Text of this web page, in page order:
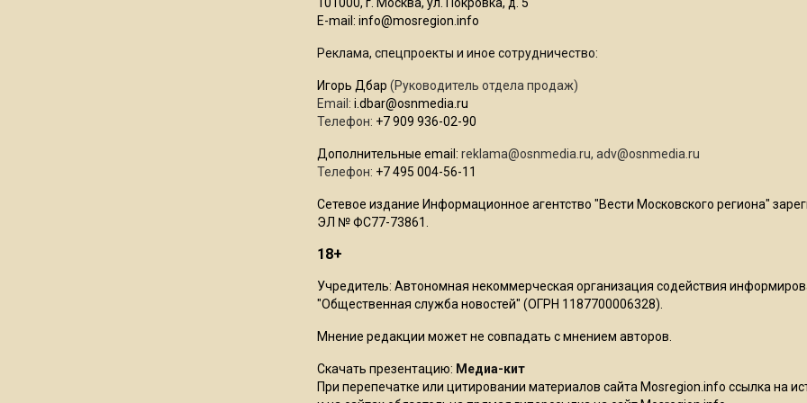
E-mail: info@mosregion.info
Реклама, спецпроекты и иное сотрудничество:
Игорь Дбар (Руководитель отдела продаж)
Email: i.dbar@osnmedia.ru
Телефон: +7 909 936-02-90
Дополнительные email: reklama@osnmedia.ru, adv@osnmedia.ru
Телефон: +7 495 004-56-11
Сетевое издание Информационное агентство "Вести Московского региона"
ЭЛ № ФС77-73861.
18+
Учредитель: Автономная некоммерческая организация содействия
"Общественная служба новостей" (ОГРН 1187700006328).
Мнение редакции может не совпадать с мнением авторов.
Скачать презентацию: Медиа-кит
При перепечатке или цитировании материалов сайта Mosregion.info ссылка на